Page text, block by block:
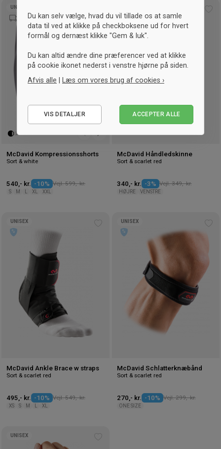
Tilføj
til
ønskeliste
UNISEX
McDavid Kompressionsshorts
Sort & white
540,- kr. -10% Vejl. 599,- kr.
S M XL XXL
McDavid Håndledskinne
Sort & scarlet red
340,- kr. -3% Vejl. 349,- kr.
HØJRE VENSTRE
UNISEX
McDavid Ankle Brace w straps
Sort & scarlet red
495,- kr. -10% Vejl. 549,- kr.
XS S M XL
UNISEX
McDavid Schlatterknæbånd
Sort & scarlet red
270,- kr. -10% Vejl. 299,- kr.
ONE SIZE
UNISEX
Du kan selv vælge, hvad du vil tillade os at samle
data til ved at klikke på checkboksene ud for hvert
formål og dernæst klikke "Gem & luk".
Du kan altid ændre dine præferencer ved at klikke
på cookie ikonet nederst i venstre hjørne på siden.
Afvis alle
Læs om vores brug af cookies ›
Statistiske
VIS DETALJER ACCEPTER ALLE